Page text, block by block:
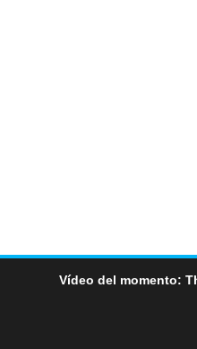
Vídeo del momento: